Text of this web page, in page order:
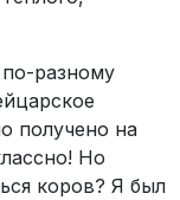
разному
получено на
Но
коров? Я был